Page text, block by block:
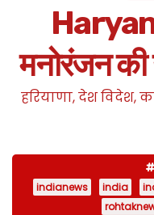
मनोरंजन
हरियाणा, देश विदेश,
indianews india